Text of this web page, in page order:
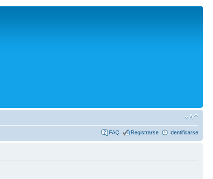
FAQ Registrarse Identificarse